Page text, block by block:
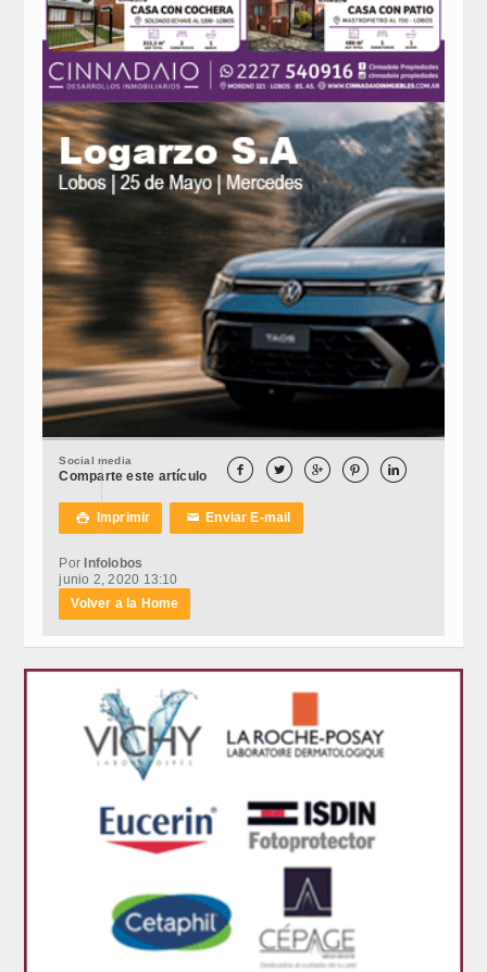
Social media
Comparte este artículo     
 Imprimir ✉Enviar E-mail
Por Infolobos
junio 2, 2020 13:10
Volver a la Home